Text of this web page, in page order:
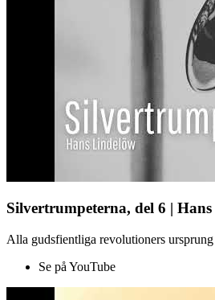
Silvertrumpeterna, del 6 |
Alla gudsfientliga revolutioners
Se på YouTube